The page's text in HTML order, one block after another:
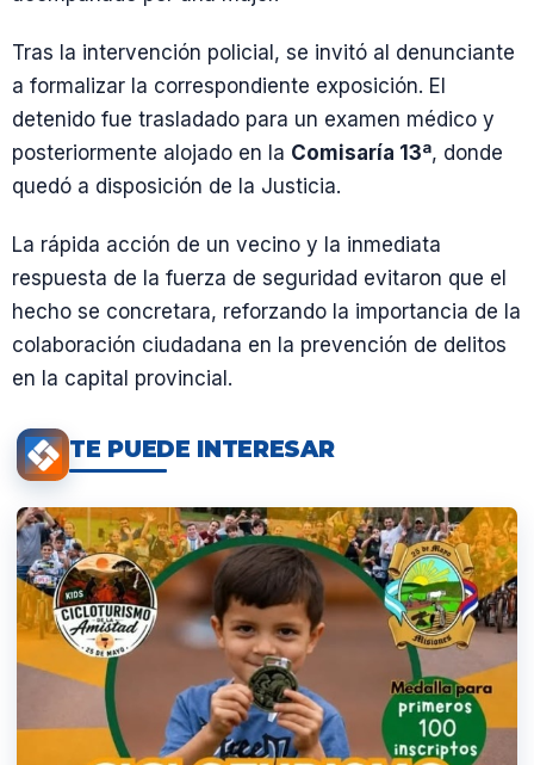
Tras la intervención policial, se invitó al denunciante
a formalizar la correspondiente exposición. El
detenido fue trasladado para un examen médico y
posteriormente alojado en la Comisaría 13ª, donde
quedó a disposición de la Justicia.
La rápida acción de un vecino y la inmediata
respuesta de la fuerza de seguridad evitaron que el
hecho se concretara, reforzando la importancia de la
colaboración ciudadana en la prevención de delitos
en la capital provincial.
TE PUEDE INTERESAR